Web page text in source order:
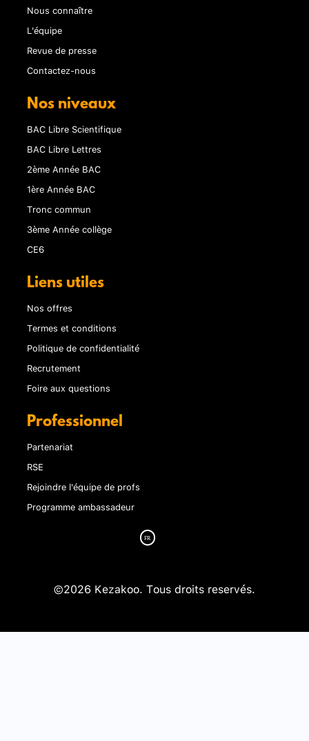
Nous connaître
L'équipe
Revue de presse
Contactez-nous
Nos niveaux
BAC Libre Scientifique
BAC Libre Lettres
2ème Année BAC
1ère Année BAC
Tronc commun
3ème Année collège
CE6
Liens utiles
Nos offres
Termes et conditions
Politique de confidentialité
Recrutement
Foire aux questions
Professionnel
Partenariat
RSE
Rejoindre l'équipe de profs
Programme ambassadeur
©2026 Kezakoo. Tous droits reservés.